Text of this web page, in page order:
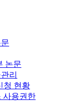
논문
리
청 현황
사용권한